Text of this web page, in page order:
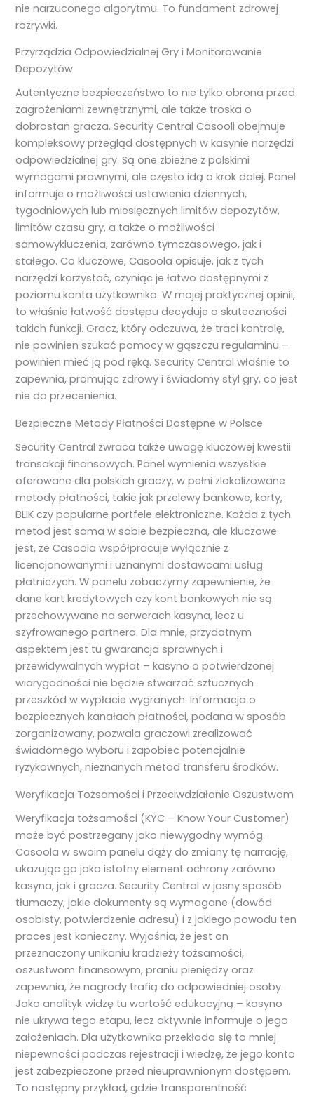
nie narzuconego algorytmu. To fundament zdrowej
rozrywki.
Przyrządzia Odpowiedzialnej Gry i Monitorowanie
Depozytów
Autentyczne bezpieczeństwo to nie tylko obrona przed
zagrożeniami zewnętrznymi, ale także troska o
dobrostan gracza. Security Central Casooli obejmuje
kompleksowy przegląd dostępnych w kasynie narzędzi
odpowiedzialnej gry. Są one zbieżne z polskimi
wymogami prawnymi, ale często idą o krok dalej. Panel
informuje o możliwości ustawienia dziennych,
tygodniowych lub miesięcznych limitów depozytów,
limitów czasu gry, a także o możliwości
samowykluczenia, zarówno tymczasowego, jak i
stałego. Co kluczowe, Casoola opisuje, jak z tych
narzędzi korzystać, czyniąc je łatwo dostępnymi z
poziomu konta użytkownika. W mojej praktycznej opinii,
to właśnie łatwość dostępu decyduje o skuteczności
takich funkcji. Gracz, który odczuwa, że traci kontrolę,
nie powinien szukać pomocy w gąszczu regulaminu –
powinien mieć ją pod ręką. Security Central właśnie to
zapewnia, promując zdrowy i świadomy styl gry, co jest
nie do przecenienia.
Bezpieczne Metody Płatności Dostępne w Polsce
Security Central zwraca także uwagę kluczowej kwestii
transakcji finansowych. Panel wymienia wszystkie
oferowane dla polskich graczy, w pełni zlokalizowane
metody płatności, takie jak przelewy bankowe, karty,
BLIK czy popularne portfele elektroniczne. Każda z tych
metod jest sama w sobie bezpieczna, ale kluczowe
jest, że Casoola współpracuje wyłącznie z
licencjonowanymi i uznanymi dostawcami usług
płatniczych. W panelu zobaczymy zapewnienie, że
dane kart kredytowych czy kont bankowych nie są
przechowywane na serwerach kasyna, lecz u
szyfrowanego partnera. Dla mnie, przydatnym
aspektem jest tu gwarancja sprawnych i
przewidywalnych wypłat – kasyno o potwierdzonej
wiarygodności nie będzie stwarzać sztucznych
przeszkód w wypłacie wygranych. Informacja o
bezpiecznych kanałach płatności, podana w sposób
zorganizowany, pozwala graczowi zrealizować
świadomego wyboru i zapobiec potencjalnie
ryzykownych, nieznanych metod transferu środków.
Weryfikacja Tożsamości i Przeciwdziałanie Oszustwom
Weryfikacja tożsamości (KYC – Know Your Customer)
może być postrzegany jako niewygodny wymóg.
Casoola w swoim panelu dąży do zmiany tę narrację,
ukazując go jako istotny element ochrony zarówno
kasyna, jak i gracza. Security Central w jasny sposób
tłumaczy, jakie dokumenty są wymagane (dowód
osobisty, potwierdzenie adresu) i z jakiego powodu ten
proces jest konieczny. Wyjaśnia, że jest on
przeznaczony unikaniu kradzieży tożsamości,
oszustwom finansowym, praniu pieniędzy oraz
zapewnia, że nagrody trafią do odpowiedniej osoby.
Jako analityk widzę tu wartość edukacyjną – kasyno
nie ukrywa tego etapu, lecz aktywnie informuje o jego
założeniach. Dla użytkownika przekłada się to mniej
niepewności podczas rejestracji i wiedzę, że jego konto
jest zabezpieczone przed nieuprawnionym dostępem.
To następny przykład, gdzie transparentność